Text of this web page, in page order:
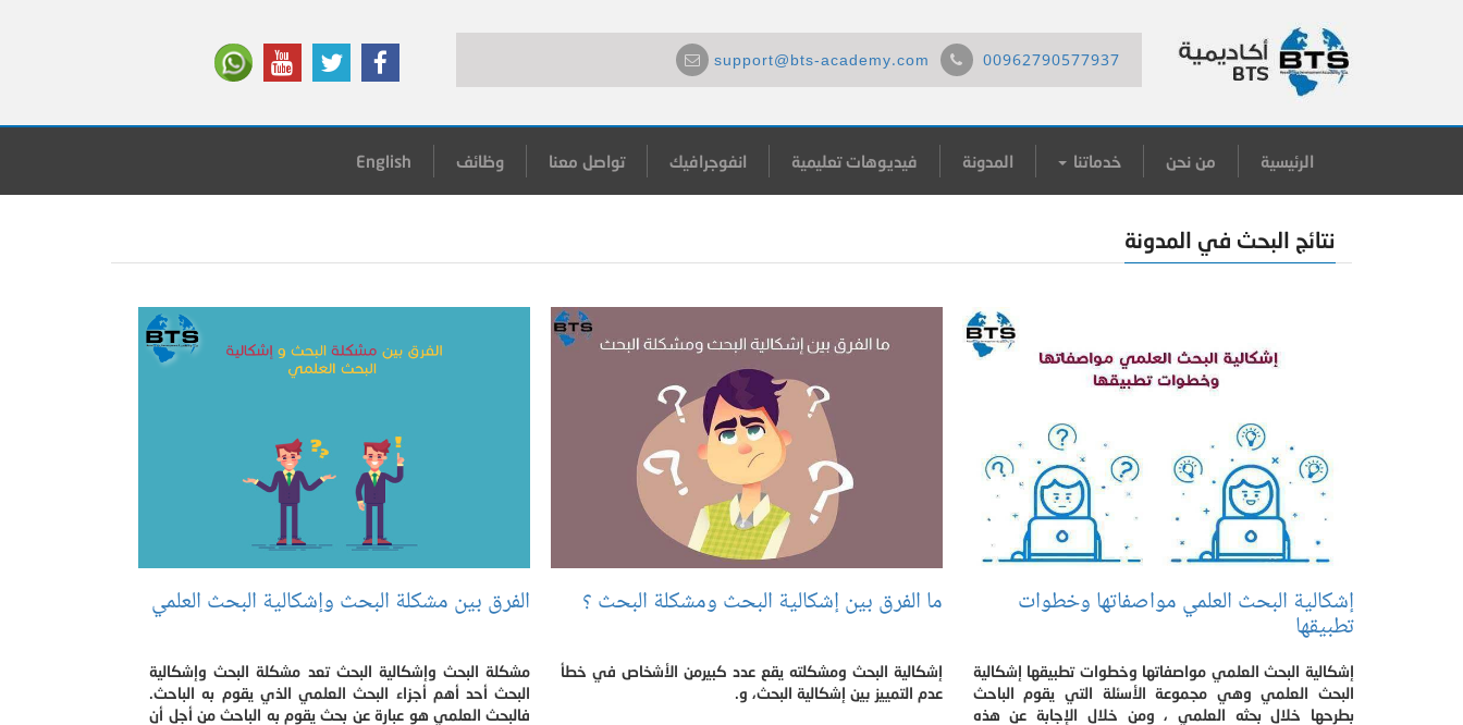
00962790577937
support@bts-academy.com
الرئيسية من نحن خدماتنا المدونة فيديوهات تعليمية انفوجرافيك تواصل معنا وظائف English
نتائج البحث في المدونة
إشكالية البحث العلمي مواصفاتها وخطوات
تطبيقها
إشكالية البحث العلمي مواصفاتها وخطوات تطبيقها إشكالية
البحث العلمي وهي مجموعة الأسئلة التي يقوم الباحث
بطرحها خلال بحثه العلمي ، ومن خلال الإجابة عن هذه
ما الفرق بين إشكالية البحث ومشكلة البحث ؟
إشكالية البحث ومشكلته يقع عدد كبيرمن الأشخاص في خطأ
عدم التمييز بين إشكالية البحث، و.
الفرق بين مشكلة البحث وإشكالية البحث العلمي
مشكلة البحث وإشكالية البحث تعد مشكلة البحث وإشكالية
البحث أحد أهم أجزاء البحث العلمي الذي يقوم به الباحث.
فالبحث العلمي هو عبارة عن بحث يقوم به الباحث من أجل أن